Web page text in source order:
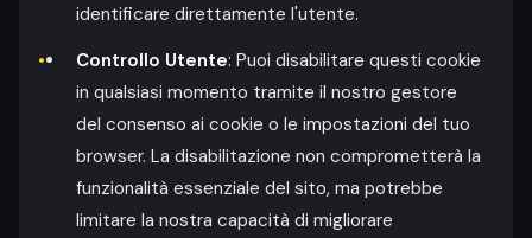
identificare direttamente l'utente.
Controllo Utente: Puoi disabilitare questi cookie
in qualsiasi momento tramite il nostro gestore
del consenso ai cookie o le impostazioni del tuo
browser. La disabilitazione non comprometterà la
funzionalità essenziale del sito, ma potrebbe
limitare la nostra capacità di migliorare